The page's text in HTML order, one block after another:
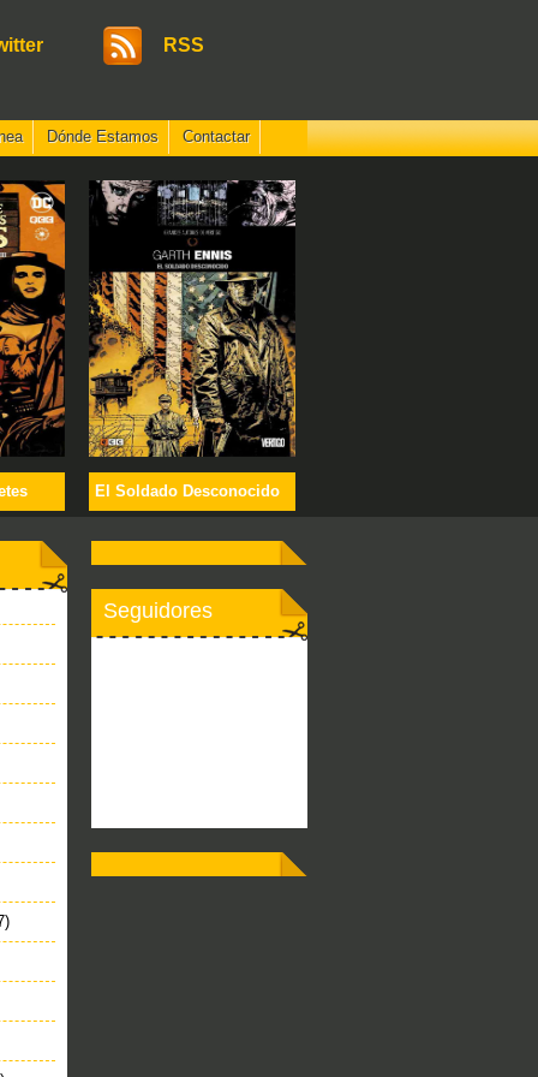
RSS
Dónde Estamos Contactar
El Soldado Desconocido
Seguidores